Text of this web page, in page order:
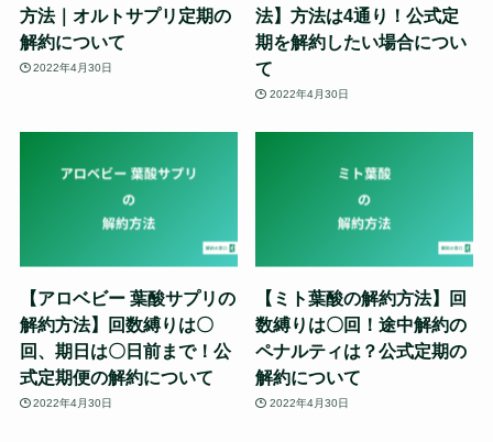
方法｜オルトサプリ定期の
解約について
2022年4月30日
法】方法は4通り！公式定
期を解約したい場合につい
て
2022年4月30日
【アロベビー 葉酸サプリの
解約方法】回数縛りは〇
回、期日は〇日前まで！公
式定期便の解約について
2022年4月30日
【ミト葉酸の解約方法】回
数縛りは〇回！途中解約の
ペナルティは？公式定期の
解約について
2022年4月30日